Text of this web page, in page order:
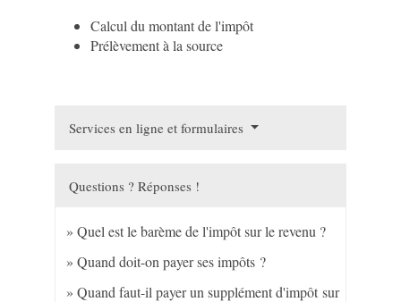
Calcul du montant de l'impôt
Prélèvement à la source
Services en ligne et formulaires
Questions ? Réponses !
Quel est le barème de l'impôt sur le revenu ?
Quand doit-on payer ses impôts ?
Quand faut-il payer un supplément d'impôt sur